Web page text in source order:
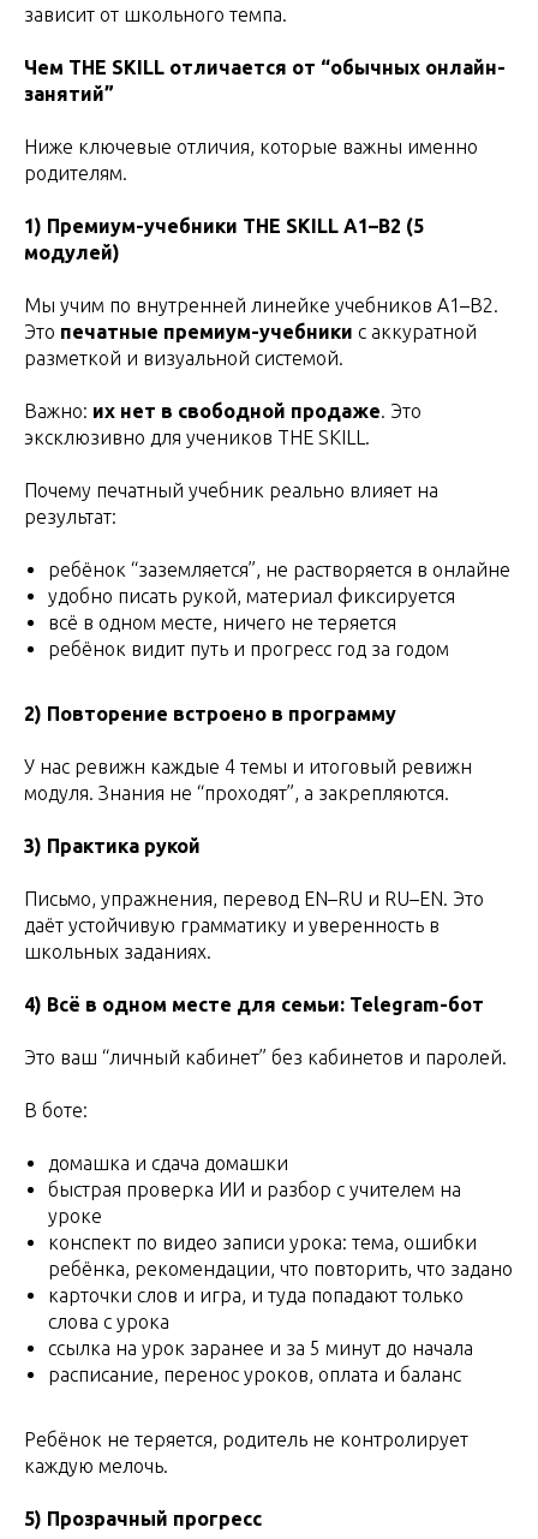
зависит от школьного темпа.
Чем THE SKILL отличается от “обычных онлайн-
занятий”
Ниже ключевые отличия, которые важны именно
родителям.
1) Премиум-учебники THE SKILL A1–B2 (5
модулей)
Мы учим по внутренней линейке учебников A1–B2.
Это печатные премиум-учебники с аккуратной
разметкой и визуальной системой.
Важно: их нет в свободной продаже. Это
эксклюзивно для учеников THE SKILL.
Почему печатный учебник реально влияет на
результат:
ребёнок “заземляется”, не растворяется в онлайне
удобно писать рукой, материал фиксируется
всё в одном месте, ничего не теряется
ребёнок видит путь и прогресс год за годом
2) Повторение встроено в программу
У нас ревижн каждые 4 темы и итоговый ревижн
модуля. Знания не “проходят”, а закрепляются.
3) Практика рукой
Письмо, упражнения, перевод EN–RU и RU–EN. Это
даёт устойчивую грамматику и уверенность в
школьных заданиях.
4) Всё в одном месте для семьи: Telegram-бот
Это ваш “личный кабинет” без кабинетов и паролей.
В боте:
домашка и сдача домашки
быстрая проверка ИИ и разбор с учителем на
уроке
конспект по видео записи урока: тема, ошибки
ребёнка, рекомендации, что повторить, что задано
карточки слов и игра, и туда попадают только
слова с урока
ссылка на урок заранее и за 5 минут до начала
расписание, перенос уроков, оплата и баланс
Ребёнок не теряется, родитель не контролирует
каждую мелочь.
5) Прозрачный прогресс